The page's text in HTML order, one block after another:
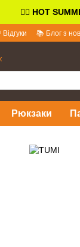
👉🏻 HOT
Відгуки 📚 Блог з
Рюкзаки